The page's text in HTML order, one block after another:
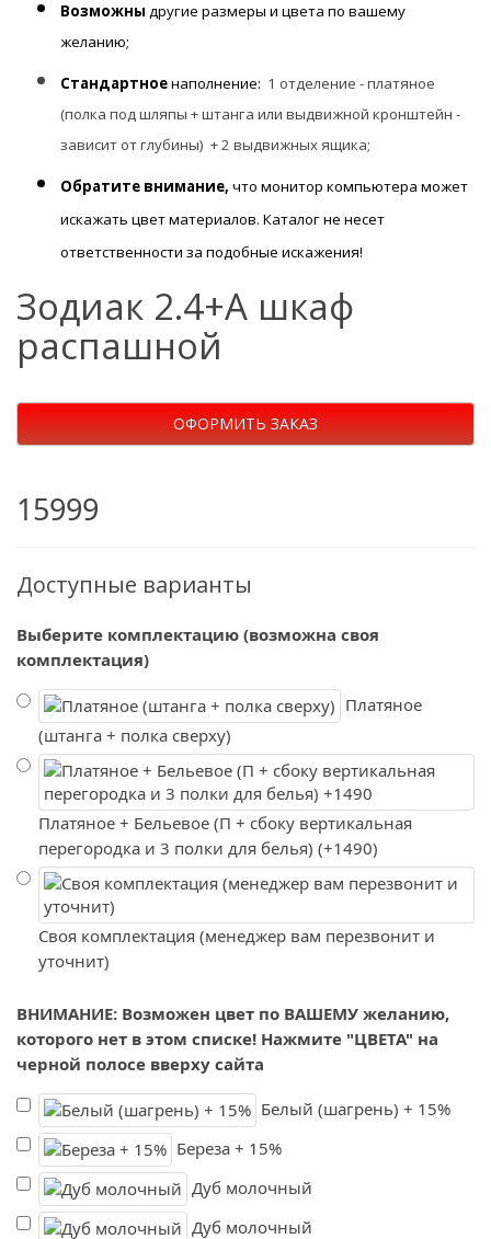
Возможны другие размеры и цвета по вашему
желанию;
Стандартноенаполнение: 1 отделение - платяное
(полка под шляпы + штанга или выдвижной кронштейн -
зависит от глубины) + 2 выдвижных ящика;
Обратите внимание, что монитор компьютера может
искажать цвет материалов. Каталог не несет
ответственности за подобные искажения!
Зодиак 2.4+А шкаф
распашной
ОФОРМИТЬ ЗАКАЗ
15999
Доступные варианты
Выберите комплектацию (возможна своя
комплектация)
Платяное
(штанга + полка сверху)
Платяное + Бельевое (П + сбоку вертикальная
перегородка и 3 полки для белья) (+1490)
Своя комплектация (менеджер вам перезвонит и
уточнит)
ВНИМАНИЕ: Возможен цвет по ВАШЕМУ желанию,
которого нет в этом списке! Нажмите "ЦВЕТА" на
черной полосе вверху сайта
Белый (шагрень) + 15%
Береза + 15%
Дуб молочный
Дуб молочный